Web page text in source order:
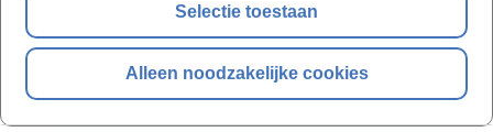
Selectie toestaan
Alleen noodzakelijke cookies
Stel uw vraag